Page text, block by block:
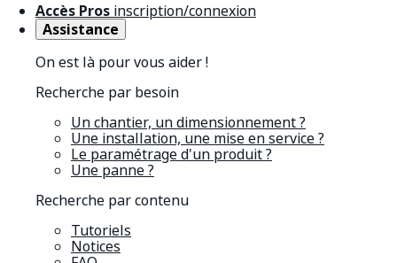
Accès Pros inscription/connexion
Assistance
On est là pour vous aider !
Recherche par besoin
Un chantier, un dimensionnement ?
Une installation, une mise en service ?
Le paramétrage d'un produit ?
Une panne ?
Recherche par contenu
Tutoriels
Notices